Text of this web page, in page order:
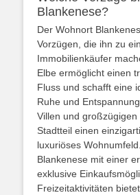
Blankenese?
Der Wohnort
Vorzügen, die ihn zu
Immobilienkäufer
Elbe ermöglicht einen
Fluss und schafft eine
Ruhe und
Villen und
Stadtteil einen
luxuriöses
Blankenese mit einer
exklusive
Freizeitaktivitäten